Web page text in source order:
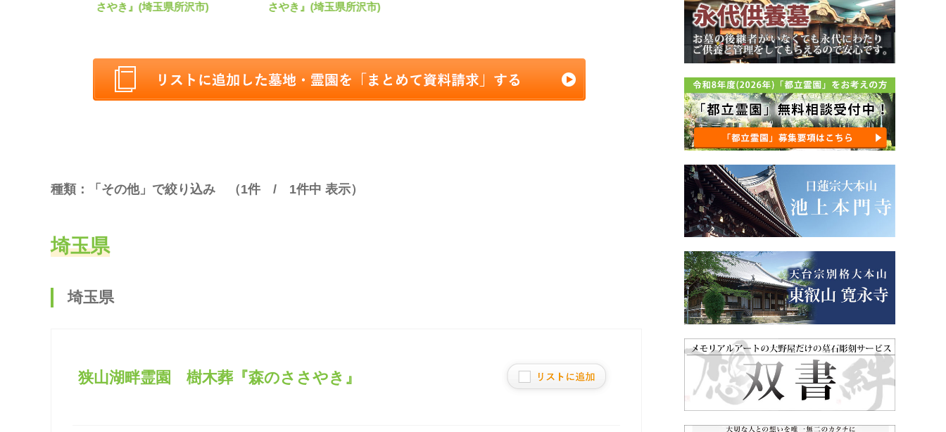
さやき』 (埼玉県所沢市)
さやき』 (埼玉県所沢市)
種類：「その他」で絞り込み （1件 / 1件中 表示）
埼玉県
埼玉県
狭山湖畔霊園 樹木葬『森のささやき』